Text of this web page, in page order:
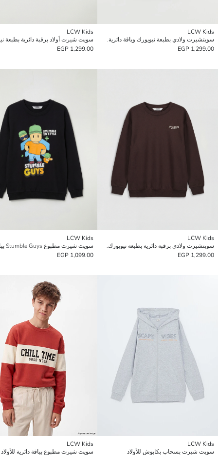
LCW Kids
سويتشيرت ولادي بطبعة نيويورك وياقة دائرية.
1,299.00 EGP
LCW Kids
سويت شيرت أولاد برقبة دائرية بطبعة
1,299.00 EGP
LCW Kids
سويتشيرت ولادي برقبة دائرية بطبعة نيويورك.
1,299.00 EGP
LCW Kids
1,099.00 EGP
LCW Kids
سويت شيرت بسحاب بكابوش للأولاد
LCW Kids
سويت شيرت مطبوع بياقة دائرية للأولاد